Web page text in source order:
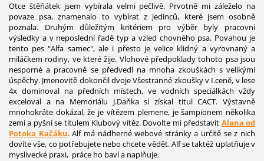
Otce štěňátek jsem vybírala velmi pečlivě. Prvotně mi záleželo na
povaze psa, znamenalo to vybírat z jedinců, které jsem osobně
poznala. Druhým důležitým kritériem pro výběr byly pracovní
výsledky a v neposlední řadě typ a vzled chovného psa. Povahou je
tento pes "Alfa samec", ale i přesto je velice klidný a vyrovnaný a
miláčkem rodiny, ve které žije. Vlohové předpoklady tohoto psa jsou
nesporné a pracovně se předvedl na mnoha zkouškách s velikými
úspěchy. Jmenovitě dokončil dvoje Všestranné zkoušky v I.ceně, v lese
4x dominoval na předních místech, ve vodních speciálkách vždy
exceloval a na Memoriálu J.Daňka si získal titul CACT. Výstavně
mnohokráte dokázal, že je vítězem plemene, je šampionem několika
zemí a pyšní se titulem Klubový vítěz. Dovolte mi představit Alana od
Potoka Kačáku. Alf má nádherné webové stránky a určitě se z nich
dovíte vše, co potřebujete nebo chcete vědět. Alf se taktéž uplatňuje v
myslivecké praxi, práce ho baví a naplňuje.